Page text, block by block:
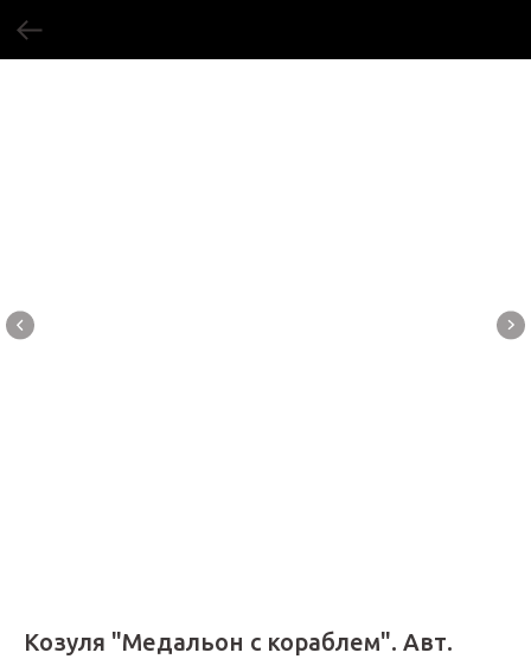
Козуля "Медальон с кораблем". Авт.